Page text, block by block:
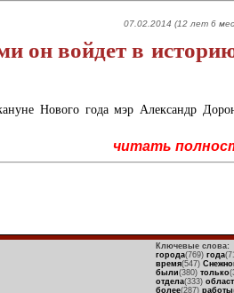
07.02.2014 (12 лет 6
он войдет в
Нового года мэр Александр
читать
Ключевые слова:
города(769) года
время(547)
были(380) только
отдела(333)
более(287) работы